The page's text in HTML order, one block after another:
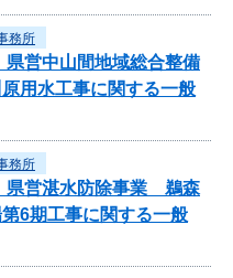
務所
営中山間地域総合整備
用水工事に関する一般
務所
県営湛水防除事業 鵜森
6期工事に関する一般